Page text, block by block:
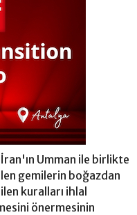
Umman ile birlikte
gemilerin boğazdan
kuralları ihlal
önermesinin